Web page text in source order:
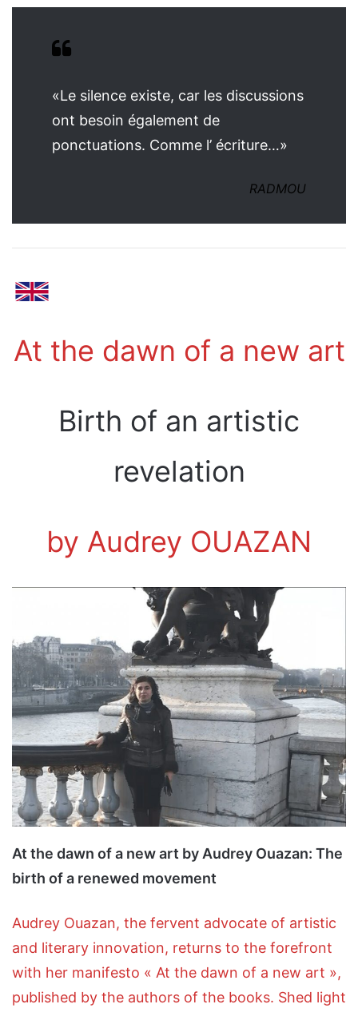
«Le silence existe, car les discussions
ont besoin également de
ponctuations. Comme l’ écriture…»
RADMOU
At the dawn of a new art
Birth of an artistic
revelation
by Audrey OUAZAN
At the dawn of a new art by Audrey Ouazan: The
birth of a renewed movement
Audrey Ouazan, the fervent advocate of artistic
and literary innovation, returns to the forefront
with her manifesto « At the dawn of a new art »,
published by the authors of the books. Shed light